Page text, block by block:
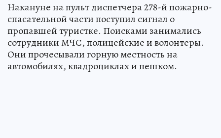
Накануне на пульт диспетчера 278-й пожарно-
спасательной части поступил сигнал о
пропавшей туристке. Поисками занимались
сотрудники МЧС, полицейские и волонтеры.
Они прочесывали горную местность на
автомобилях, квадроциклах и пешком.